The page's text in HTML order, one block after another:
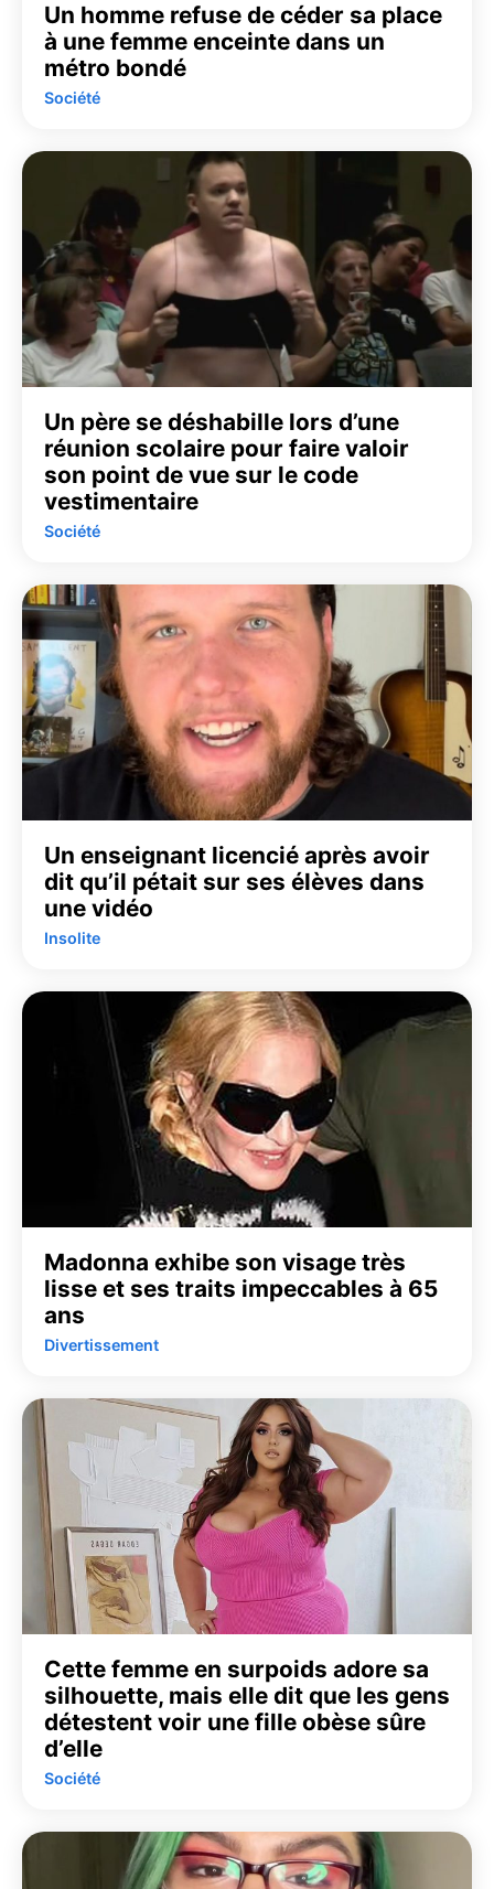
Un homme refuse de céder sa place
à une femme enceinte dans un
métro bondé
Société
Un père se déshabille lors d’une
réunion scolaire pour faire valoir
son point de vue sur le code
vestimentaire
Société
Un enseignant licencié après avoir
dit qu’il pétait sur ses élèves dans
une vidéo
Insolite
Madonna exhibe son visage très
lisse et ses traits impeccables à 65
ans
Divertissement
Cette femme en surpoids adore sa
silhouette, mais elle dit que les gens
détestent voir une fille obèse sûre
d’elle
Société